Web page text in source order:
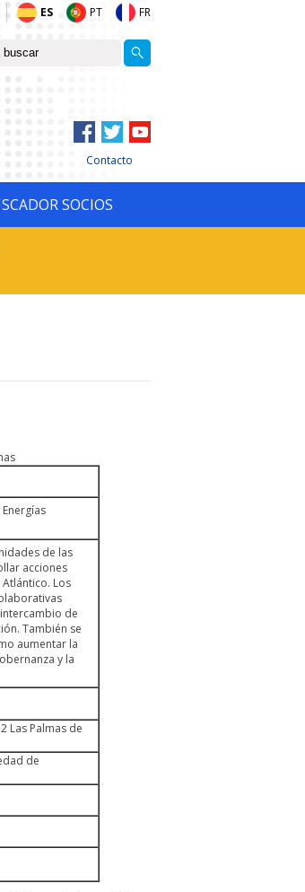
ES PT FR
Contacto
SOCIOS
de las
acciones
Los
de
También se
aumentar la
y la
Las Palmas de
de